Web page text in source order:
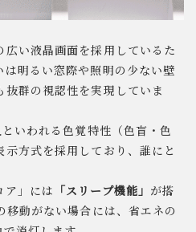
い液晶画面を採用しているた
明るい窓際や照明の少ない壁
群の視認性を実現していま
いわれる色覚特性（色盲・色
方式を採用しており、誰にと
ア」には 「スリープ機能」 が搭
動がない場合には、省エネの